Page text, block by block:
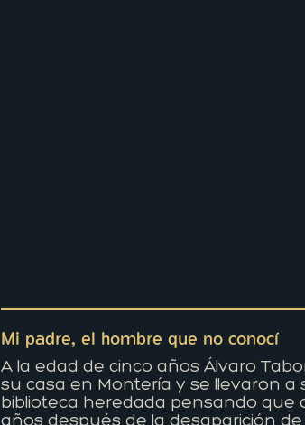
Mi padre, el hombre que no conocí
A la edad de cinco años Álvaro
su casa en Montería y se llevaron
biblioteca heredada pensando
años después de la desaparición